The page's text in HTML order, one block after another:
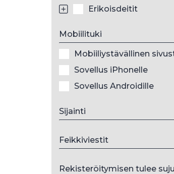
Erikoisdeitit
Mobiilituki
Mobiiliystävällinen
Sovellus iPhonelle
Sovellus Androidille
Sijainti
Feikkiviestit
Rekisteröitymisen tulee